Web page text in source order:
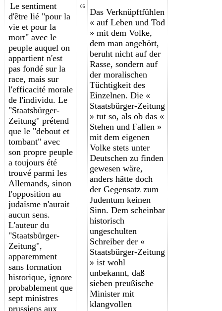
Le sentiment
d'être lié "pour la
vie et pour la
mort" avec le
peuple auquel on
appartient n'est
pas fondé sur la
race, mais sur
l'efficacité morale
de l'individu. Le
"Staatsbürger-
Zeitung" prétend
que le "debout et
tombant" avec
son propre peuple
a toujours été
trouvé parmi les
Allemands, sinon
l'opposition au
judaïsme n'aurait
aucun sens.
L'auteur du
"Staatsbürger-
Zeitung",
apparemment
sans formation
historique, ignore
probablement que
sept ministres
prussiens aux
05
Das Verknüpftfühlen
« auf Leben und Tod
» mit dem Volke,
dem man angehört,
beruht nicht auf der
Rasse, sondern auf
der moralischen
Tüchtigkeit des
Einzelnen. Die «
Staatsbürger-Zeitung
» tut so, als ob das «
Stehen und Fallen »
mit dem eigenen
Volke stets unter
Deutschen zu finden
gewesen wäre,
anders hätte doch
der Gegensatz zum
Judentum keinen
Sinn. Dem scheinbar
historisch
ungeschulten
Schreiber der «
Staatsbürger-Zeitung
» ist wohl
unbekannt, daß
sieben preußische
Minister mit
klangvollen